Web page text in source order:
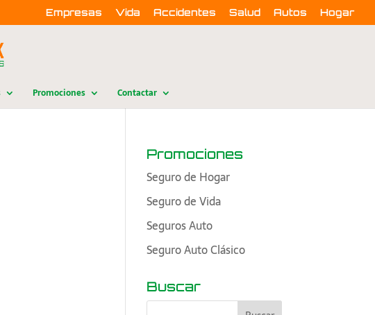
Empresas Vida Accidentes Salud Autos Hogar
Promociones Contactar
Promociones
Seguro de Hogar
Seguro de Vida
Seguros Auto
Seguro Auto Clásico
Buscar